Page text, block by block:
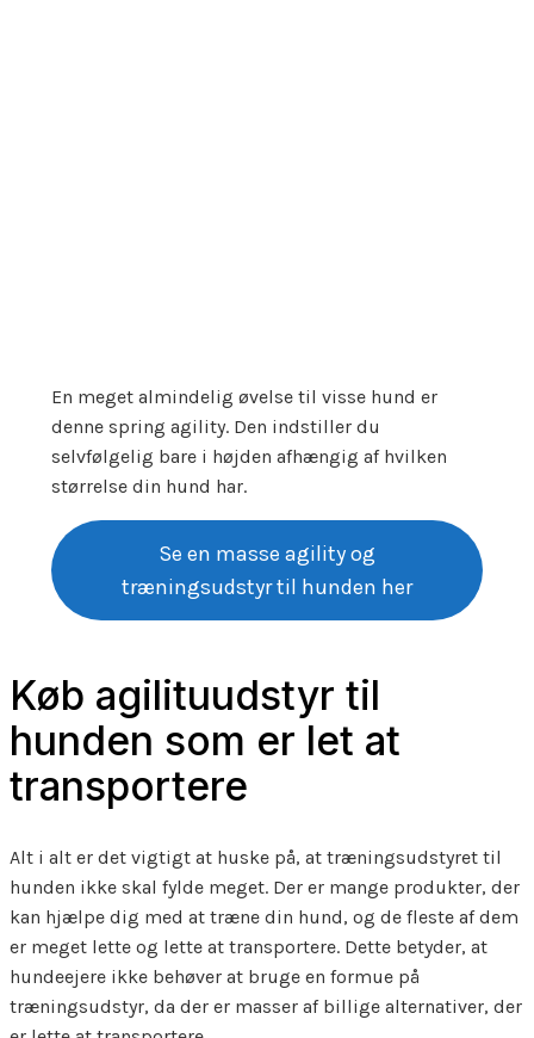
En meget almindelig øvelse til visse hund er
denne spring agility. Den indstiller du
selvfølgelig bare i højden afhængig af hvilken
størrelse din hund har.
Se en masse agility og
træningsudstyr til hunden her
Køb agilituudstyr til
hunden som er let at
transportere
Alt i alt er det vigtigt at huske på, at træningsudstyret til
hunden ikke skal fylde meget. Der er mange produkter, der
kan hjælpe dig med at træne din hund, og de fleste af dem
er meget lette og lette at transportere. Dette betyder, at
hundeejere ikke behøver at bruge en formue på
træningsudstyr, da der er masser af billige alternativer, der